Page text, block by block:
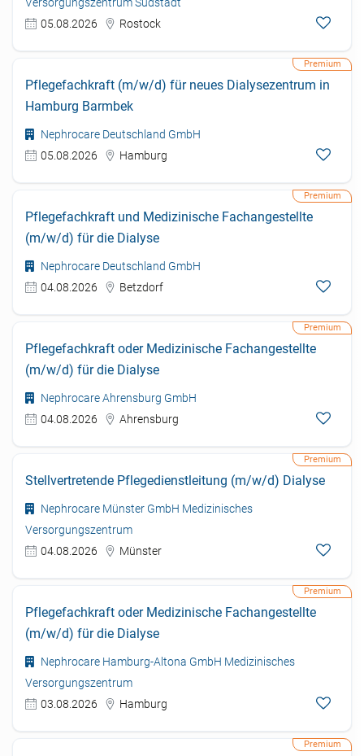
05.08.2026
Rostock
Pflegefachkraft (m/w/d) für neues Dialysezentrum in
Hamburg Barmbek
Nephrocare Deutschland GmbH
05.08.2026
Hamburg
Pflegefachkraft und Medizinische Fachangestellte
(m/w/d) für die Dialyse
Nephrocare Deutschland GmbH
04.08.2026
Betzdorf
Pflegefachkraft oder Medizinische Fachangestellte
(m/w/d) für die Dialyse
Nephrocare Ahrensburg GmbH
04.08.2026
Ahrensburg
Stellvertretende Pflegedienstleitung (m/w/d) Dialyse
Nephrocare Münster GmbH Medizinisches
Versorgungszentrum
04.08.2026
Münster
Pflegefachkraft oder Medizinische Fachangestellte
(m/w/d) für die Dialyse
Nephrocare Hamburg-Altona GmbH Medizinisches
Versorgungszentrum
03.08.2026
Hamburg